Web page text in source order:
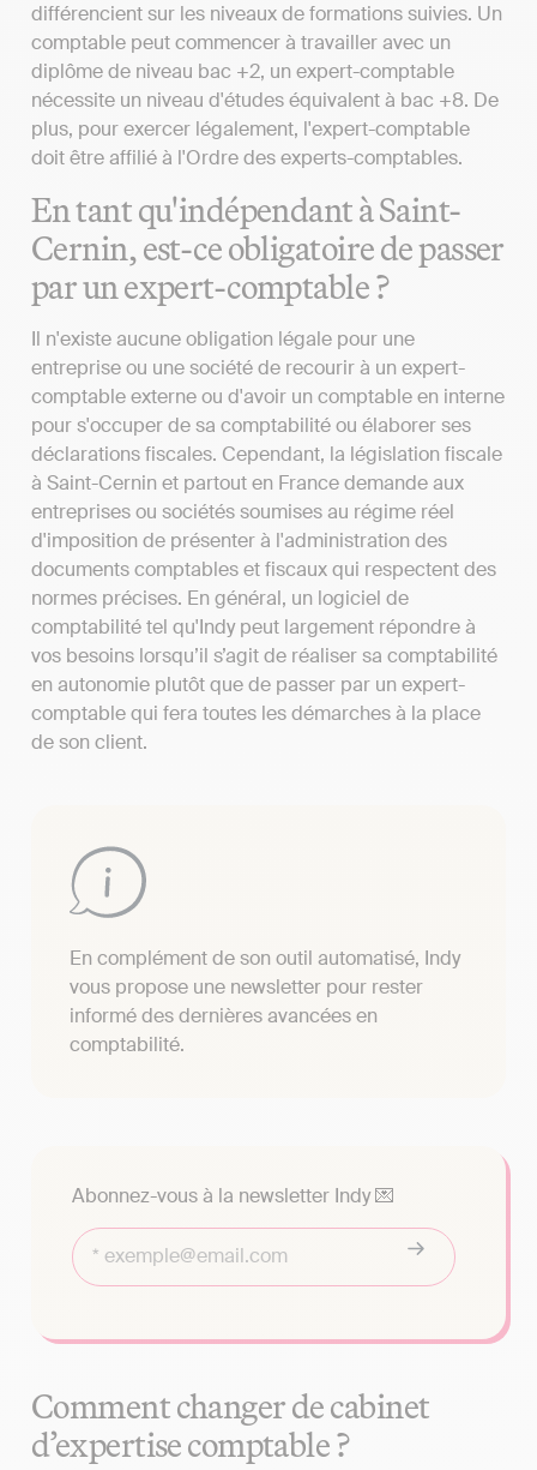
différencient sur les niveaux de formations suivies. Un
comptable peut commencer à travailler avec un
diplôme de niveau bac +2, un expert-comptable
nécessite un niveau d'études équivalent à bac +8. De
plus, pour exercer légalement, l'expert-comptable
doit être affilié à l'Ordre des experts-comptables.
En tant qu'indépendant à Saint-
Cernin, est-ce obligatoire de passer
par un expert-comptable ?
Il n'existe aucune obligation légale pour une
entreprise ou une société de recourir à un expert-
comptable externe ou d'avoir un comptable en interne
pour s'occuper de sa comptabilité ou élaborer ses
déclarations fiscales. Cependant, la législation fiscale
à Saint-Cernin et partout en France demande aux
entreprises ou sociétés soumises au régime réel
d'imposition de présenter à l'administration des
documents comptables et fiscaux qui respectent des
normes précises. En général, un logiciel de
comptabilité tel qu'Indy peut largement répondre à
vos besoins lorsqu’il s’agit de réaliser sa comptabilité
en autonomie plutôt que de passer par un expert-
comptable qui fera toutes les démarches à la place
de son client.
En complément de son outil automatisé, Indy
vous propose une newsletter pour rester
informé des dernières avancées en
comptabilité.
Abonnez-vous à la newsletter Indy 💌
Comment changer de cabinet
d’expertise comptable ?